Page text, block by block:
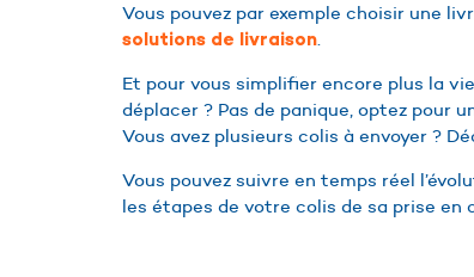
Vous pouvez par exemple choisir une
solutions de livraison.
Et pour vous simplifier encore plus la
déplacer ? Pas de panique, optez pour
Vous avez plusieurs colis à envoyer ?
Vous pouvez suivre en temps réel
les étapes de votre colis de sa prise en